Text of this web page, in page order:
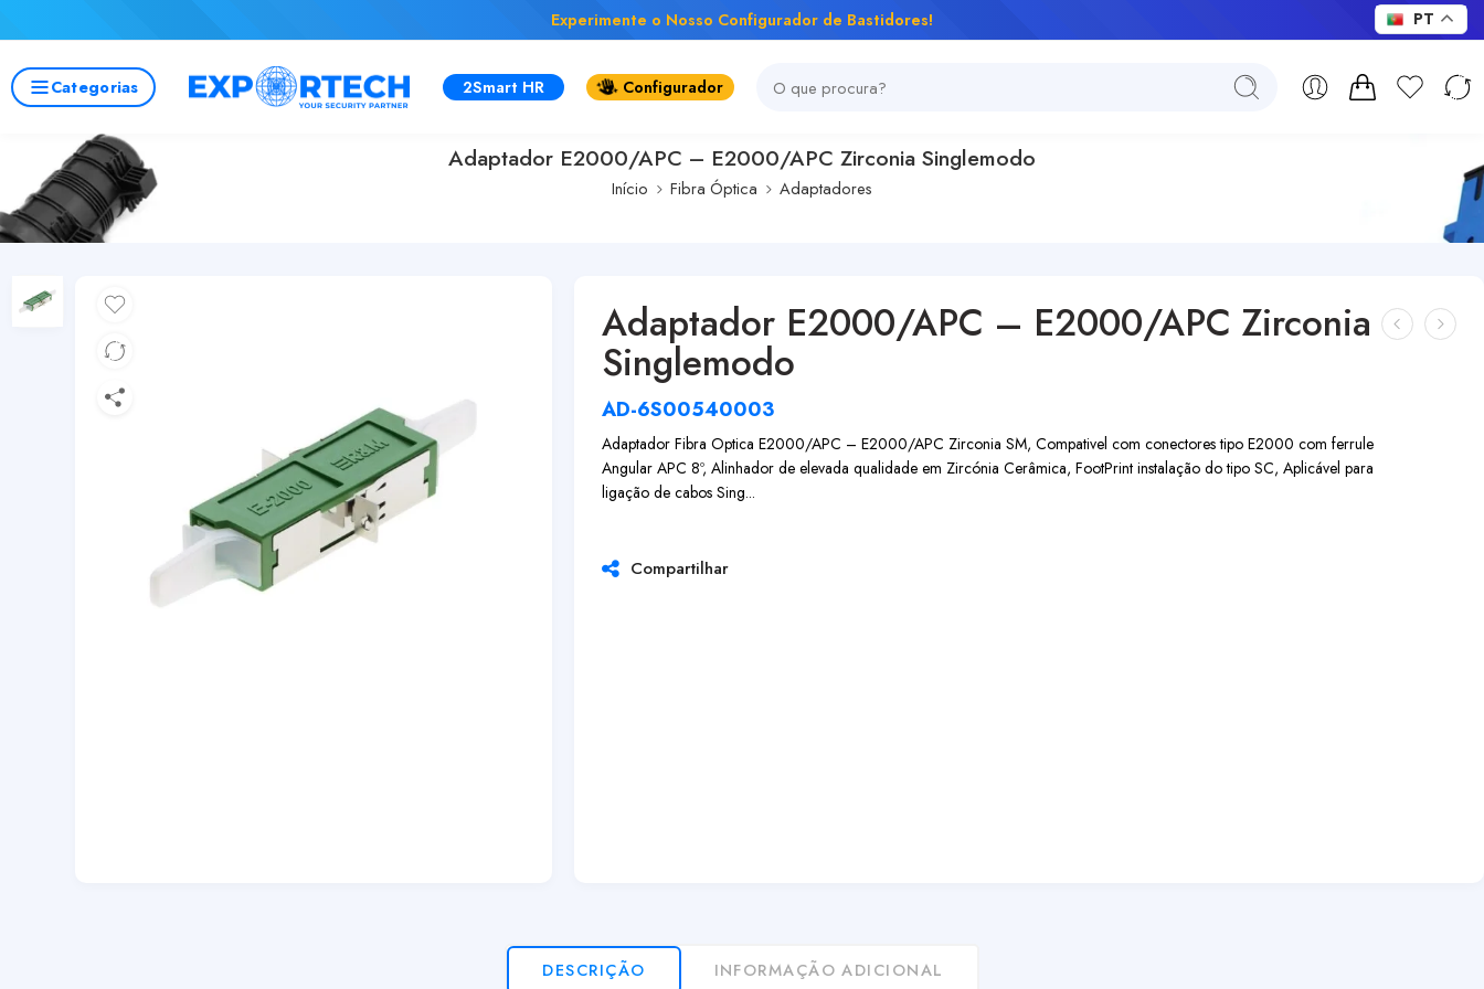
Experimente o Nosso Configurador de Bastidores!
Categorias 2Smart HR Configurador
Adaptador E2000/APC – E2000/APC Zirconia Singlemodo
Início Fibra Óptica Adaptadores
Adaptador E2000/APC – E2000/APC Zirconia
Singlemodo
AD-6S00540003
Adaptador Fibra Optica E2000/APC – E2000/APC Zirconia SM, Compativel com conectores tipo E2000 com ferrule
Angular APC 8º, Alinhador de elevada qualidade em Zircónia Cerâmica, FootPrint instalação do tipo SC, Aplicável para
ligação de cabos Sing...
Compartilhar
DESCRIÇÃO INFORMAÇÃO ADICIONAL
PT